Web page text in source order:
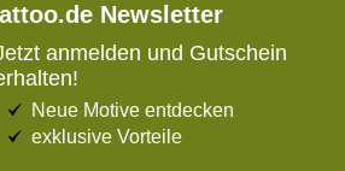
Newsletter
anmelden und Gutschein
Neue Motive entdecken
exklusive Vorteile